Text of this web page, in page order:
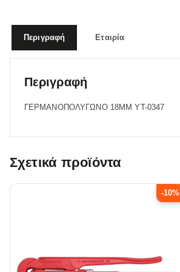
Περιγραφή Εταιρία
Περιγραφή
ΓΕΡΜΑΝΟΠΟΛΥΓΩΝΟ 18MM YT-0347
Σχετικά προϊόντα
-10%